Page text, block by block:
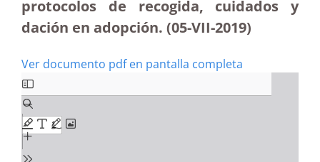
protocolos de recogida, cuidados y
dación en adopción. (05-VII-2019)
Ver documento pdf en pantalla completa